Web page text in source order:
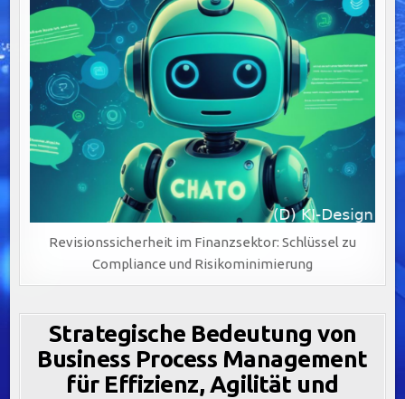
Revisionssicherheit im Finanzsektor: Schlüssel zu
Compliance und Risikominimierung
Strategische Bedeutung von
Business Process Management
für Effizienz, Agilität und